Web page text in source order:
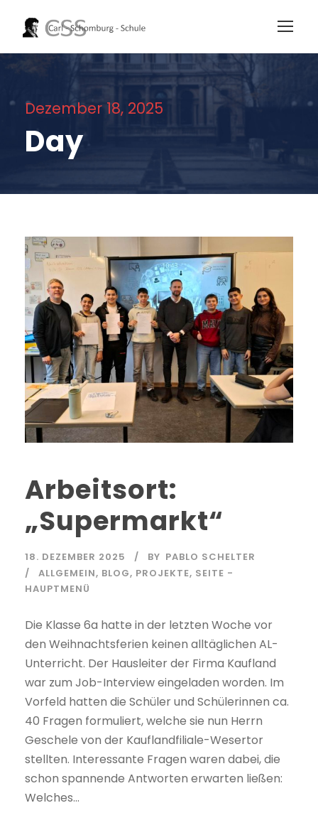
Dezember 18, 2025
Day
Arbeitsort:
„Supermarkt“
18. DEZEMBER 2025 BY PABLO SCHELTER
ALLGEMEIN, BLOG, PROJEKTE, SEITE -
HAUPTMENÜ
Die Klasse 6a hatte in der letzten Woche vor
den Weihnachtsferien keinen alltäglichen AL-
Unterricht. Der Hausleiter der Firma Kaufland
war zum Job-Interview eingeladen worden. Im
Vorfeld hatten die Schüler und Schülerinnen ca.
40 Fragen formuliert, welche sie nun Herrn
Geschele von der Kauflandfiliale-Wesertor
stellten. Interessante Fragen waren dabei, die
schon spannende Antworten erwarten ließen:
Welches...